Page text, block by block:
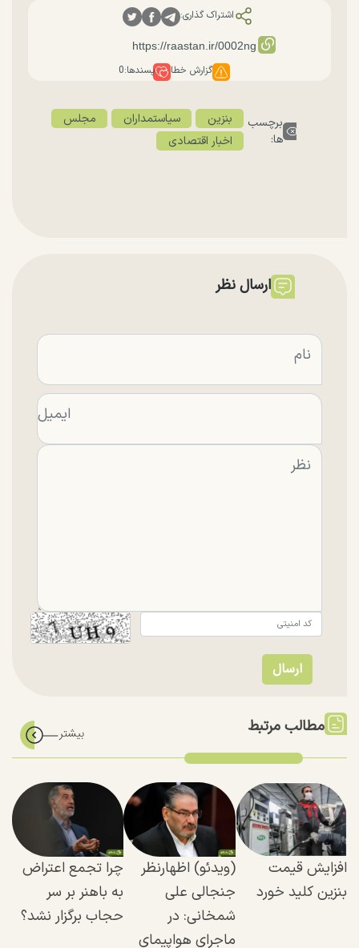
اشتراک گذاری:
گزارش خطا پسندها:0
برچسب
ها:
بنزین سیاستمداران
مجلس
اخبار اقتصادی
ارسال نظر
مطالب مرتبط
افزایش قیمت
بنزین کلید خورد
(ویدئو) اظهارنظر
جنجالی علی
شمخانی: در
ماجرای هواپیمای
چرا تجمع اعتراض
به باهنر بر سر
حجاب برگزار نشد؟